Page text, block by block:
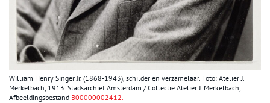
William Henry Singer Jr. (1868-1943), schilder en verzamelaar. Foto: Atelier J.
Merkelbach, 1913. Stadsarchief Amsterdam / Collectie Atelier J. Merkelbach,
Afbeeldingsbestand B00000002412.